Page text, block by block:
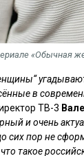
«Обычная
в
ТВ-3
и очень
сих пор не
такое